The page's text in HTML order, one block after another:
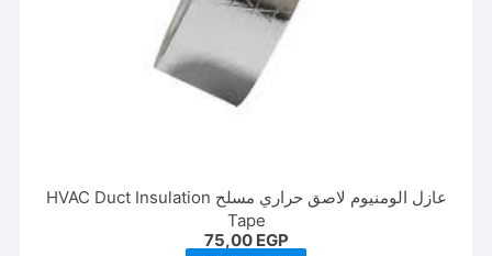
عازل الومنيوم لاصق حراري مسلح HVAC Duct Insulation
Tape
75,00 EGP